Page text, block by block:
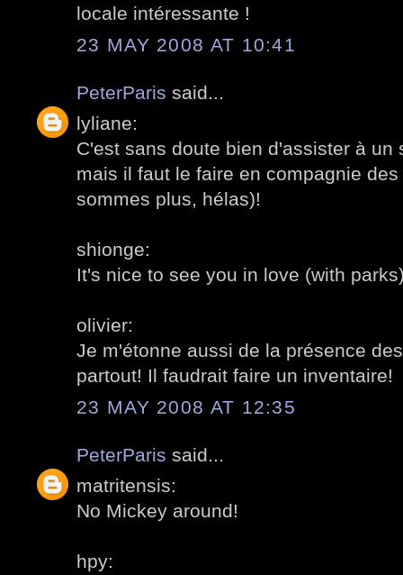
locale intéressante !
23 MAY 2008 AT 10:41
PeterParis said...
lyliane:
C'est sans doute bien d'assister à un
mais il faut le faire en compagnie
sommes plus, hélas)!
shionge:
It's nice to see you in love (with
olivier:
Je m'étonne aussi de la présence
partout! Il faudrait faire un inventaire!
23 MAY 2008 AT 12:35
PeterParis said...
matritensis:
No Mickey around!
hpy: